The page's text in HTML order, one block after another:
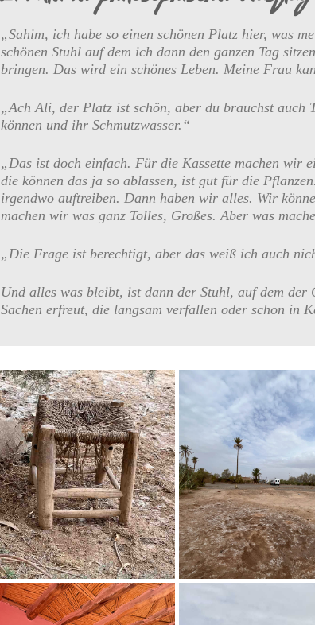
„Sahim, ich habe so einen schönen Platz hier, was
schönen Stuhl auf dem ich dann den ganzen Tag
bringen. Das wird ein schönes Leben. Meine Frau
„Ach Ali, der Platz ist schön, aber du brauchst auch
können und ihr Schmutzwasser.“
„Das ist doch einfach. Für die Kassette machen wir
die können das ja so ablassen, ist gut für die
irgendwo auftreiben. Dann haben wir alles. Wir
machen wir was ganz Tolles, Großes. Aber was
„Die Frage ist berechtigt, aber das weiß ich auch
Und alles was bleibt, ist dann der Stuhl, auf dem der
Sachen erfreut, die langsam verfallen oder schon in